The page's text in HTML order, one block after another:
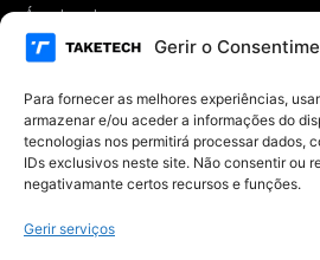
Gerir o
Para fornecer as melhores experiências,
armazenar e/ou aceder a informações do
tecnologias nos permitirá processar dados,
IDs exclusivos neste site. Não consentir ou
negativamante certos recursos e funções.
Gerir serviços
Copyright © 2021 – 2026 TAKETECH |
Desenvolvido por
MYWEBSITE
Área Legal